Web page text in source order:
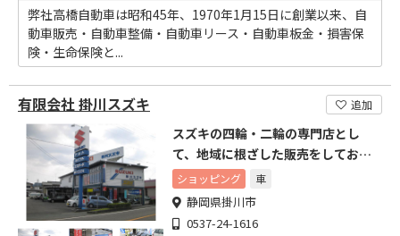
弊社高橋自動車は昭和45年、1970年1月15日に創業以来、自
動車販売・自動車整備・自動車リース・自動車板金・損害保
険・生命保険と...
有限会社 掛川スズキ 追加
スズキの四輪・二輪の専門店とし
て、地域に根ざした販売をしており
ます。
ショッピング 車
静岡県掛川市
0537-24-1616